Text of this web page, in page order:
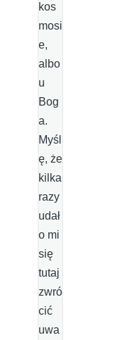
kos
mosi
e,
albo
u
Bog
a.
Myśl
ę, że
kilka
razy
udał
o mi
się
tutaj
zwró
cić
uwa